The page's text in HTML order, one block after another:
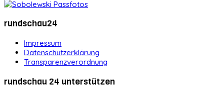
rundschau24
Impressum
Datenschutzerklärung
Transparenzverordnung
rundschau 24 unterstützen